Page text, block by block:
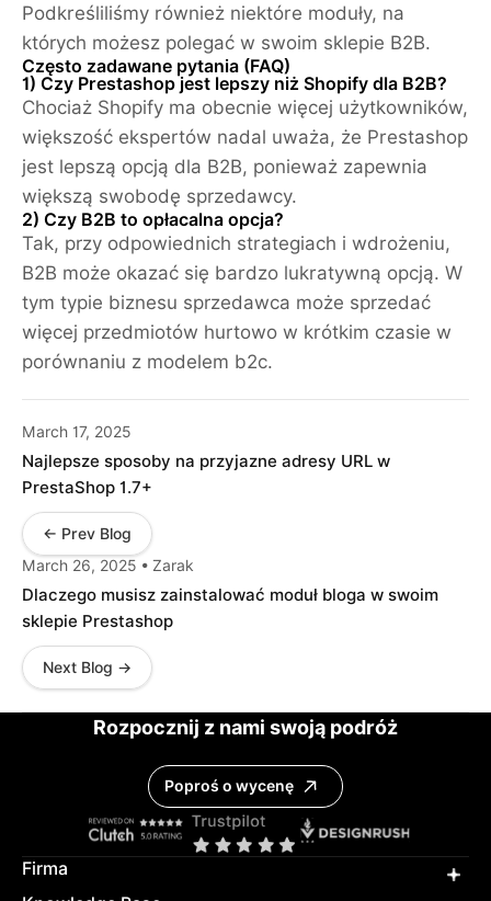
Podkreśliliśmy również niektóre moduły, na
których możesz polegać w swoim sklepie B2B.
Często zadawane pytania (FAQ)
1) Czy Prestashop jest lepszy niż Shopify dla B2B?
Chociaż Shopify ma obecnie więcej użytkowników,
większość ekspertów nadal uważa, że ​​Prestashop
jest lepszą opcją dla B2B, ponieważ zapewnia
większą swobodę sprzedawcy.
2) Czy B2B to opłacalna opcja?
Tak, przy odpowiednich strategiach i wdrożeniu,
B2B może okazać się bardzo lukratywną opcją. W
tym typie biznesu sprzedawca może sprzedać
więcej przedmiotów hurtowo w krótkim czasie w
porównaniu z modelem b2c.
March 17, 2025
Najlepsze sposoby na przyjazne adresy URL w
PrestaShop 1.7+
← Prev Blog
March 26, 2025 • Zarak
Dlaczego musisz zainstalować moduł bloga w swoim
sklepie Prestashop
Next Blog →
Rozpocznij z nami swoją podróż
Poproś o wycenę
Firma